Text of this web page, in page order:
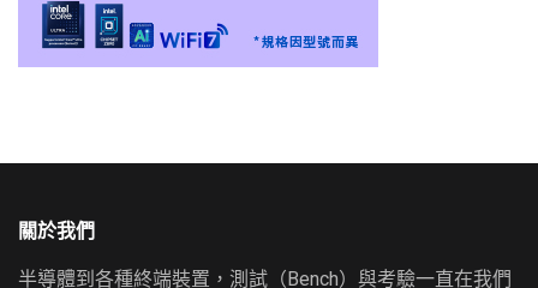
關於我們
半導體到各種終端裝置，測試（Bench）與考驗一直在我們